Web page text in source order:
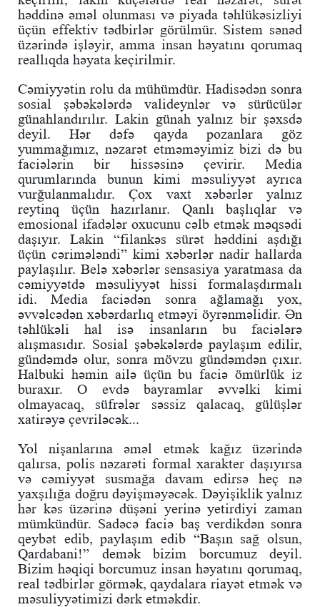
həddinə əməl olunması və piyada təhlükəsizliyi
üçün effektiv tədbirlər görülmür. Sistem sənəd
üzərində işləyir, amma insan həyatını qorumaq
reallıqda həyata keçirilmir.
Cəmiyyətin rolu da mühümdür. Hadisədən sonra
sosial şəbəkələrdə valideynlər və sürücülər
günahlandırılır. Lakin günah yalnız bir şəxsdə
deyil. Hər dəfə qayda pozanlara göz
yummağımız, nəzarət etməməyimiz bizi də bu
faciələrin bir hissəsinə çevirir. Media
qurumlarında bunun kimi məsuliyyət ayrıca
vurğulanmalıdır. Çox vaxt xəbərlər yalnız
reytinq üçün hazırlanır. Qanlı başlıqlar və
emosional ifadələr oxucunu cəlb etmək məqsədi
daşıyır. Lakin “filankəs sürət həddini aşdığı
üçün cərimələndi” kimi xəbərlər nadir hallarda
paylaşılır. Belə xəbərlər sensasiya yaratmasa da
cəmiyyətdə məsuliyyət hissi formalaşdırmalı
idi. Media faciədən sonra ağlamağı yox,
əvvəlcədən xəbərdarlıq etməyi öyrənməlidir. Ən
təhlükəli hal isə insanların bu faciələrə
alışmasıdır. Sosial şəbəkələrdə paylaşım edilir,
gündəmdə olur, sonra mövzu gündəmdən çıxır.
Halbuki həmin ailə üçün bu faciə ömürlük iz
buraxır. O evdə bayramlar əvvəlki kimi
olmayacaq, süfrələr səssiz qalacaq, gülüşlər
xatirəyə çevriləcək...
Yol nişanlarına əməl etmək kağız üzərində
qalırsa, polis nəzarəti formal xarakter daşıyırsa
və cəmiyyət susmağa davam edirsə heç nə
yaxşılığa doğru dəyişməyəcək. Dəyişiklik yalnız
hər kəs üzərinə düşəni yerinə yetirdiyi zaman
mümkündür. Sadəcə faciə baş verdikdən sonra
qeybət edib, paylaşım edib “Başın sağ olsun,
Qardabani!” demək bizim borcumuz deyil.
Bizim həqiqi borcumuz insan həyatını qorumaq,
real tədbirlər görmək, qaydalara riayət etmək və
məsuliyyətimizi dərk etməkdir.